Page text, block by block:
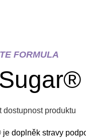
FORMULA
dostupnost produktu
je doplněk stravy